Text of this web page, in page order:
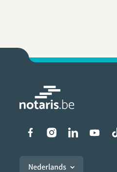
Liens vers
Nederlands